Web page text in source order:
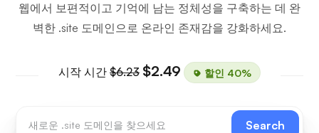
웹에서 보편적이고 기억에 남는 정체성을 구축하는 데 완
벽한 .site 도메인으로 온라인 존재감을 강화하세요.
시작 시간 $6.23 $2.49 할인 40%
Search